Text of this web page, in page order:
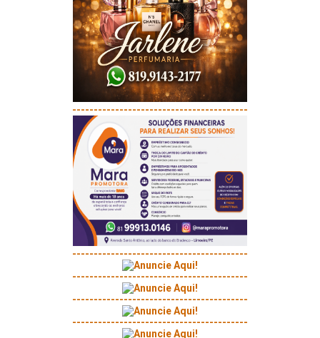
-----------------------------------------
-----------------------------------------
-----------------------------------------
-----------------------------------------
-----------------------------------------